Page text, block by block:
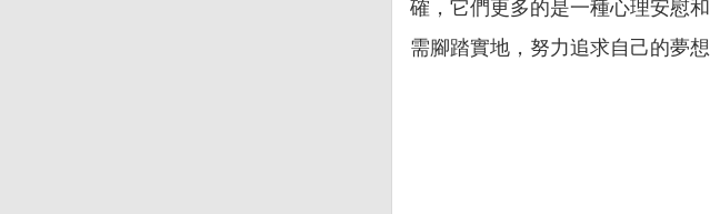
確，它們更多的是一種心理安慰
需腳踏實地，努力追求自己的夢想